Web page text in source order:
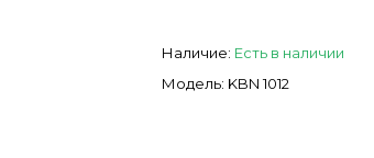
Наличие: Есть в наличии
Модель: KBN 1012